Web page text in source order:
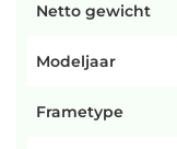
Netto gewicht
Modeljaar
Frametype